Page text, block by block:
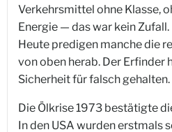
Verkehrsmittel ohne Klasse,
Energie — das war kein
Heute predigen manche die
von oben herab. Der Erfinder
Sicherheit für falsch gehalten.
Die Ölkrise 1973 bestätigte
In den USA wurden erstmals